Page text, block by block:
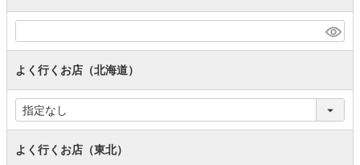
よく行くお店（北海道）
よく行くお店（東北）